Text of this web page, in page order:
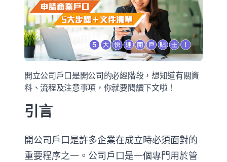
開立公司戶口是開公司的必經階段，想知道有關資
料、流程及注意事項，你就要閱讀下文啦！
引言
開公司戶口是許多企業在成立時必須面對的
重要程序之一。公司戶口是一個專門用於管